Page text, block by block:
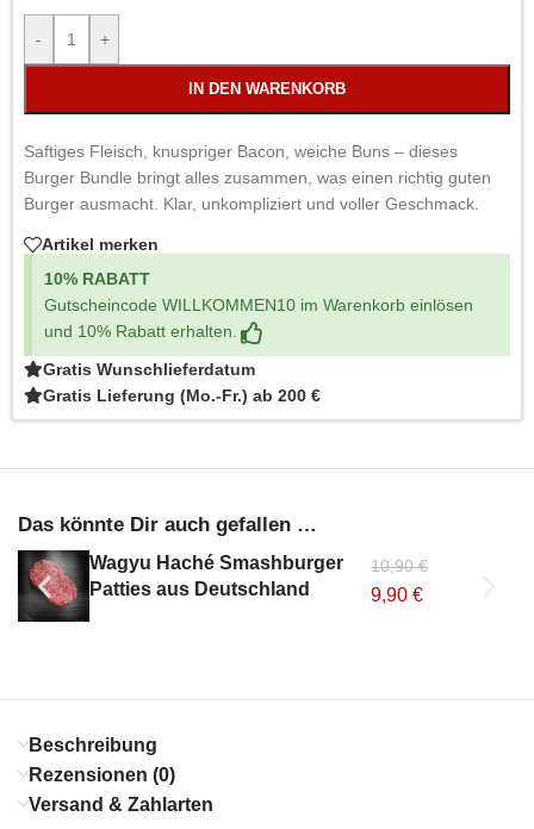
- +
IN DEN WARENKORB
Saftiges Fleisch, knuspriger Bacon, weiche Buns – dieses
Burger Bundle bringt alles zusammen, was einen richtig guten
Burger ausmacht. Klar, unkompliziert und voller Geschmack.
Artikel merken
10% RABATT
Gutscheincode WILLKOMMEN10 im Warenkorb einlösen
und 10% Rabatt erhalten.
Gratis Wunschlieferdatum
Gratis Lieferung (Mo.-Fr.) ab 200 €
Das könnte Dir auch gefallen …
Wagyu Haché Smashburger
Patties aus Deutschland
10,90€
9,90€
Beschreibung
Rezensionen (0)
Versand & Zahlarten